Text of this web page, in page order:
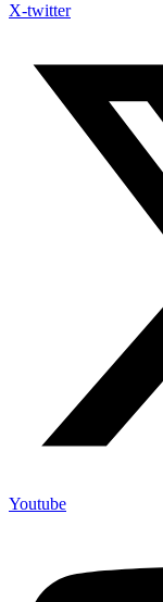
X-twitter
Youtube